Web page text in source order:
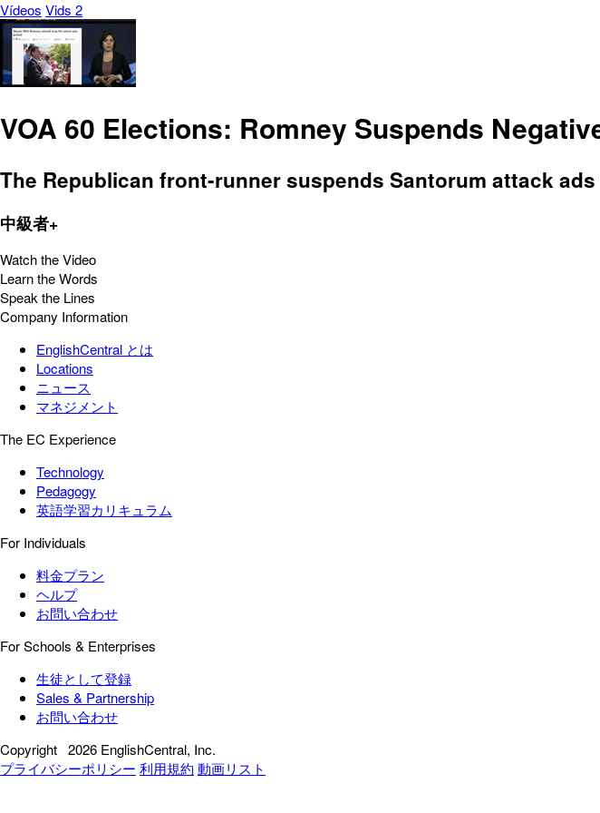
Vídeos Vids 2
VOA 60 Elections: Romney Suspends
The Republican front-runner suspends Santorum attack
中級者+
Watch the Video
Learn the Words
Speak the Lines
Company Information
EnglishCentral とは
Locations
ニュース
マネジメント
The EC Experience
Technology
Pedagogy
英語学習カリキュラム
For Individuals
料金プラン
ヘルプ
お問い合わせ
For Schools & Enterprises
生徒として登録
Sales & Partnership
お問い合わせ
Copyright 2026 EnglishCentral, Inc.
プライバシーポリシー 利用規約 動画リスト